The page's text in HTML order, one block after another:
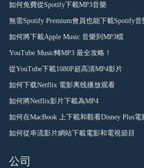
如何免費從Spotify下載MP3音樂
無需Spotify Premium會員也能下載Spotify音
如何將下載Apple Music 音樂到MP3檔
YouTube Music轉MP3 最全攻略！
從YouTube下載1080P超高清MP4影片
如何下载Netflix 電影离线播放观看
如何將Netflix影片下載為MP4
如何在MacBook 上下載和觀看Disney Plus電
如何從串流影片網站下載電影和電視節目
公司